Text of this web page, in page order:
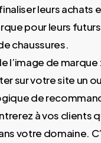
leurs achats
pour leurs
chaussures.
l’image de marque
sur votre site un
de
à vos clients
votre domaine.